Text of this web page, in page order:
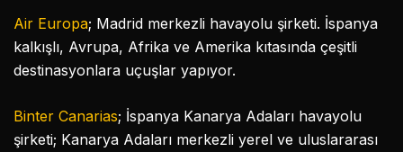
Air Europa; Madrid merkezli havayolu şirketi. İspanya
kalkışlı, Avrupa, Afrika ve Amerika kıtasında çeşitli
destinasyonlara uçuşlar yapıyor.
Binter Canarias; İspanya Kanarya Adaları havayolu
şirketi; Kanarya Adaları merkezli yerel ve uluslararası